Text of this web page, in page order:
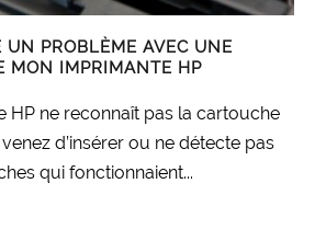
UN PROBLÈME AVEC UNE
MON IMPRIMANTE HP
HP ne reconnaît pas la cartouche
d’insérer ou ne détecte pas
qui fonctionnaient...